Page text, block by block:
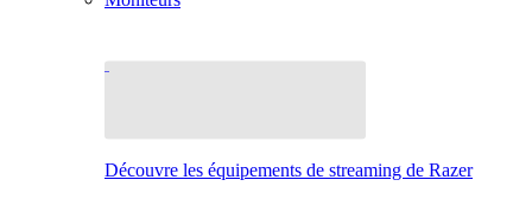
Découvre les équipements de streaming de Razer